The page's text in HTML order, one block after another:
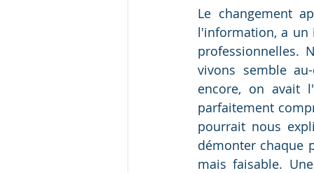
Le changement
l'information, a un
professionnelles.
vivons semble
encore, on avait
parfaitement
pourrait nous
démonter chaque
mais faisable.